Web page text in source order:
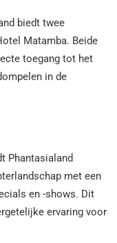
biedt twee
Matamba. Beide
toegang tot het
in de
Phantasialand
met een
en -shows. Dit
ervaring voor